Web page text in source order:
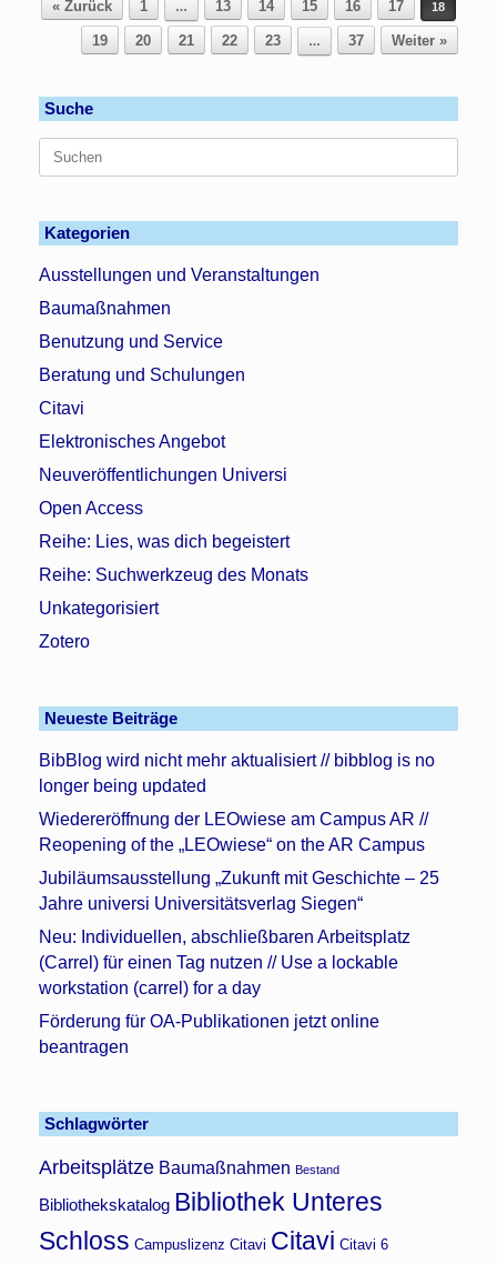
« Zurück 1 … 13 14 15 16 17 18
19 20 21 22 23 … 37 Weiter »
Suche
Suchen
Kategorien
Ausstellungen und Veranstaltungen
Baumaßnahmen
Benutzung und Service
Beratung und Schulungen
Citavi
Elektronisches Angebot
Neuveröffentlichungen Universi
Open Access
Reihe: Lies, was dich begeistert
Reihe: Suchwerkzeug des Monats
Unkategorisiert
Zotero
Neueste Beiträge
BibBlog wird nicht mehr aktualisiert // bibblog is no
longer being updated
Wiedereröffnung der LEOwiese am Campus AR //
Reopening of the „LEOwiese“ on the AR Campus
Jubiläumsausstellung „Zukunft mit Geschichte – 25
Jahre universi Universitätsverlag Siegen“
Neu: Individuellen, abschließbaren Arbeitsplatz
(Carrel) für einen Tag nutzen // Use a lockable
workstation (carrel) for a day
Förderung für OA-Publikationen jetzt online
beantragen
Schlagwörter
Arbeitsplätze Baumaßnahmen Bestand
Bibliothekskatalog Bibliothek Unteres
Schloss Campuslizenz Citavi Citavi Citavi 6